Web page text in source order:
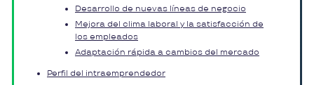
Desarrollo de nuevas líneas de negocio
Mejora del clima laboral y la satisfacción de
los empleados
Adaptación rápida a cambios del mercado
Perfil del intraemprendedor